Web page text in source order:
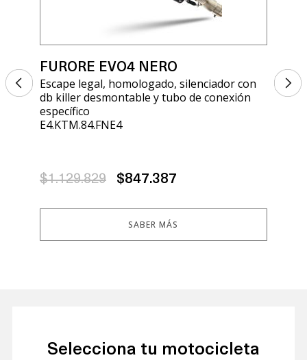
FURORE EVO4 NERO
Escape legal, homologado, silenciador con
db killer desmontable y tubo de conexión
específico
E4.KTM.84.FNE4
$1.129.829 $847.387
SABER MÁS
db
Selecciona tu motocicleta